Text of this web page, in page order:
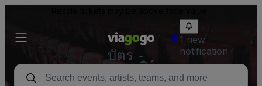
บัตร -
คอนเสิร์ต
บัตร
1 new
notification